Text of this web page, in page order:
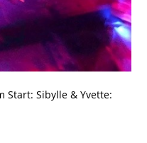
Start: Sibylle & Yvette: